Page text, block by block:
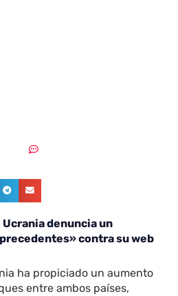
denuncia un
contra su web
ha propiciado un aumento
entre ambos países,